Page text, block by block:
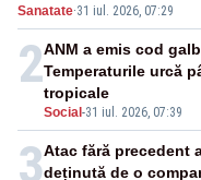
Sanatate·31 iul. 2026, 07:29
2
Social -31 iul. 2026, 07:39
ANM a emis cod
Temperaturile urcă
tropicale
3Atac fără precedent
deținută de o